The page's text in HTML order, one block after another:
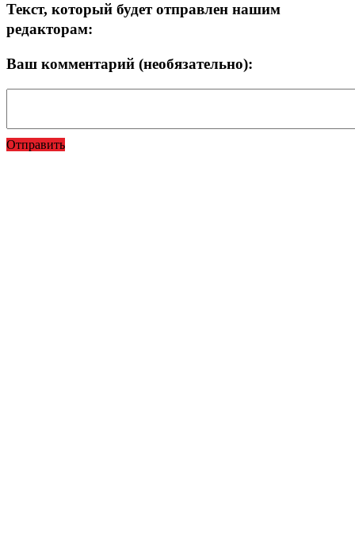
Текст, который будет отправлен нашим
редакторам:
Ваш комментарий (необязательно):
Отправить